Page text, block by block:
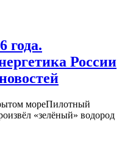
года.
России
мореПилотный
«зелёный» водород